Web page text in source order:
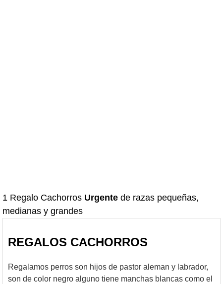
1 Regalo Cachorros Urgente de razas pequeñas,
medianas y grandes
REGALOS CACHORROS
Regalamos perros son hijos de pastor aleman y labrador,
son de color negro alguno tiene manchas blancas como el